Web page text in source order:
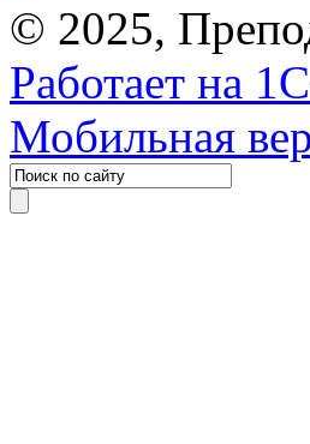
© 2025,
Работает на
Мобильная